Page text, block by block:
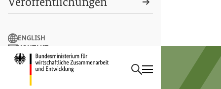
Startseite des
Suchbegriff
Suchen
ENGLISH
KONTAKT
LEICHTE SPRACHE
Sektorprogramm
Rohstoffe und Entwicklung